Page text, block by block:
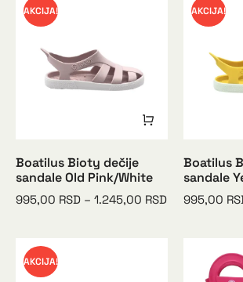
AKCIJA!
Boatilus Bioty dečije
sandale Old Pink/White
995,00 RSD – 1.245,00 RSD
AKCIJA!
Boatilus
sandale
995,00
AKCIJA!